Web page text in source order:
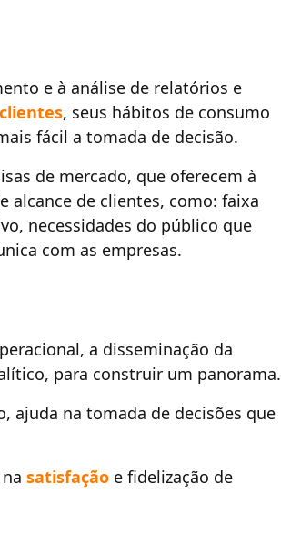
e à análise de relatórios e
, seus hábitos de consumo
fácil a tomada de decisão.
de mercado, que oferecem à
alcance de clientes, como: faixa
necessidades do público que
com as empresas.
a disseminação da
para construir um panorama.
ajuda na tomada de decisões que
nasatisfação e fidelização de